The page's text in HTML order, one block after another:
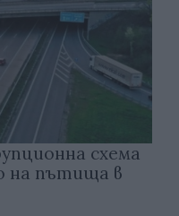
схема
на пътища в